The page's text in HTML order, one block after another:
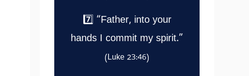
7️⃣ “Father, into your
hands I commit my spirit.”
(Luke 23:46)